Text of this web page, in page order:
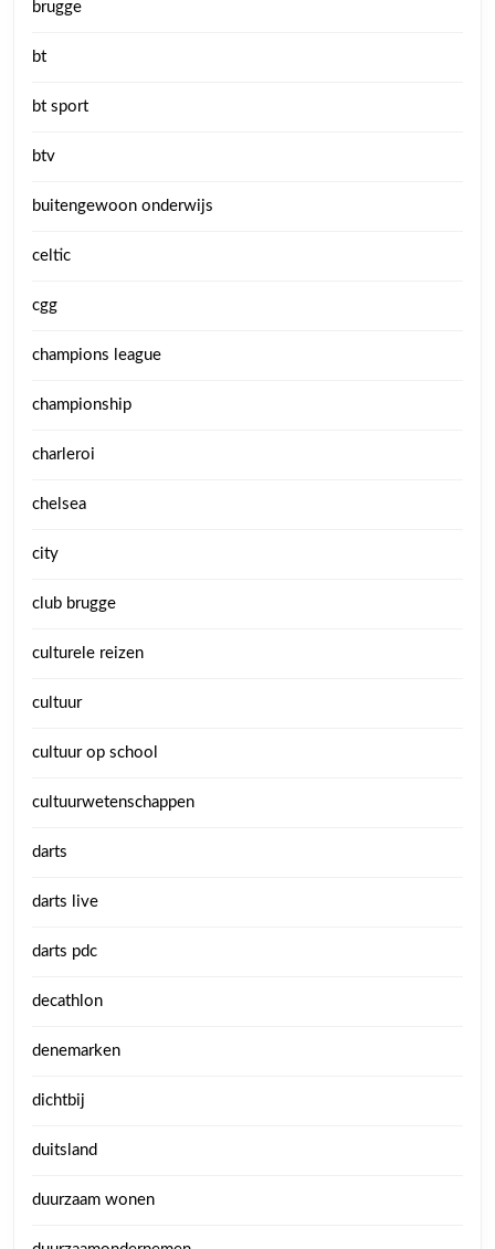
brugge
bt
bt sport
btv
buitengewoon onderwijs
celtic
cgg
champions league
championship
charleroi
chelsea
city
club brugge
culturele reizen
cultuur
cultuur op school
cultuurwetenschappen
darts
darts live
darts pdc
decathlon
denemarken
dichtbij
duitsland
duurzaam wonen